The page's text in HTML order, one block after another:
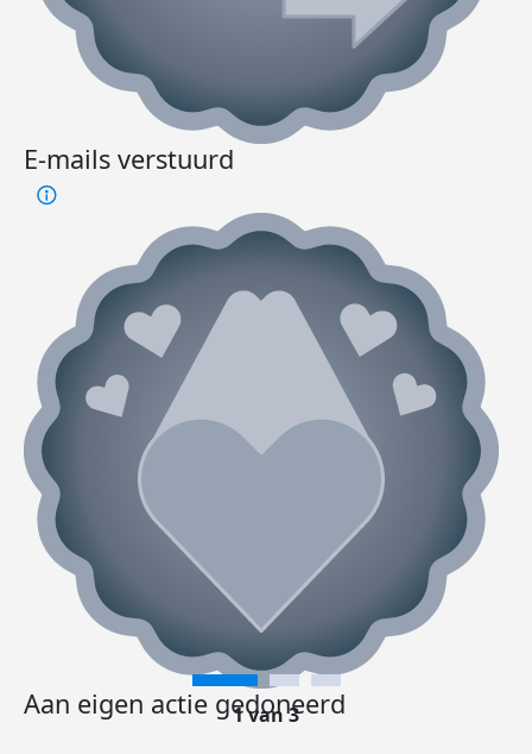
E-mails verstuurd
Aan eigen actie gedoneerd
1 van 3